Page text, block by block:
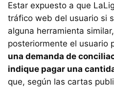
Estar expuesto a que
tráfico web del usuario si
alguna herramienta
posteriormente el usuario
una demanda de
indique pagar una
que, según las cartas